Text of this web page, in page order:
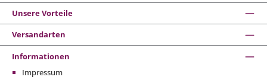
Unsere Vorteile
Versandarten
Informationen
Impressum